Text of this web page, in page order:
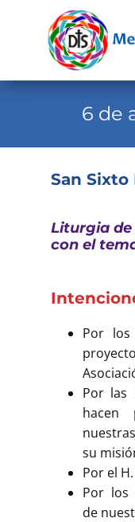
Evangelio
Familia
Recursos
Contacto
6 de
San Sixto
Liturgia de
con el
Por
Por las
hacen
su
Por el
Por los
de